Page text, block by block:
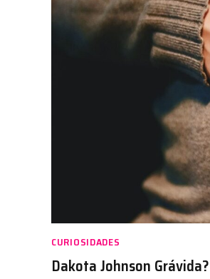
CURIOSIDADES
Dakota Johnson